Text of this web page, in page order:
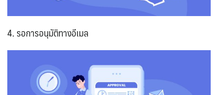
4. รอการอนุมัติทางอีเมล